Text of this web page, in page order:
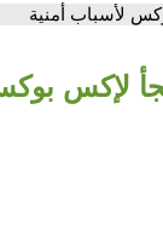
لأسباب أمنية
لإكس